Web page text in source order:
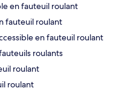
en fauteuil roulant
fauteuil roulant
en fauteuil roulant
roulants
roulant
roulant